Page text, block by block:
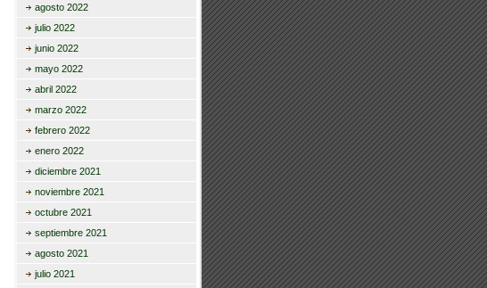
agosto 2022
julio 2022
junio 2022
mayo 2022
abril 2022
marzo 2022
febrero 2022
enero 2022
diciembre 2021
noviembre 2021
octubre 2021
septiembre 2021
agosto 2021
julio 2021